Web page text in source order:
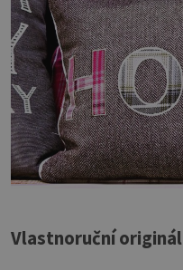
Vlastnoruční originál